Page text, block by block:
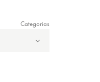
Categorias